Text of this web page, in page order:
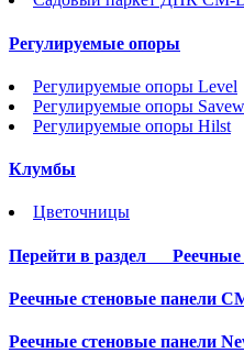
Регулируемые опоры
Регулируемые опоры Level
Регулируемые опоры
Регулируемые опоры Hilst
Клумбы
Цветочницы
Перейти в раздел Реечные
Реечные стеновые панели
Реечные стеновые панели